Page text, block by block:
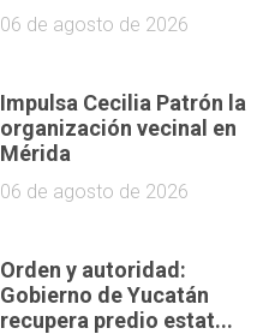
06 de agosto de 2026
Impulsa Cecilia Patrón la
organización vecinal en
Mérida
06 de agosto de 2026
Orden y autoridad:
Gobierno de Yucatán
recupera predio estat...